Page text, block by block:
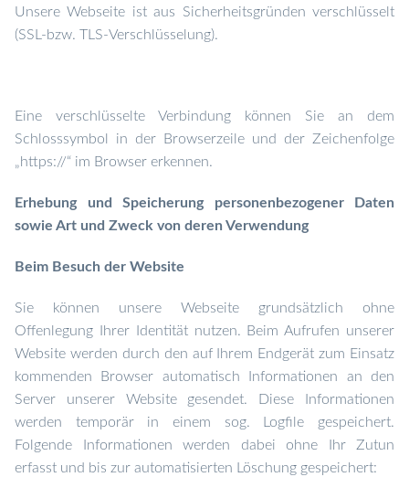
Unsere Webseite ist aus Sicherheitsgründen verschlüsselt
(SSL-bzw. TLS-Verschlüsselung).
Eine verschlüsselte Verbindung können Sie
an dem
Schlosssymbol in der Browserzeile und der Zeichenfolge
„https://“ im Browser erkennen.
Erhebung und Speicherung personenbezogener Daten
sowie Art und Zweck von deren Verwendung
Beim Besuch der Website
Sie können unsere Webseite grundsätzlich ohne
Offenlegung Ihrer Identität nutzen. Beim Aufrufen unserer
Website werden durch den auf Ihrem Endgerät zum Einsatz
kommenden Browser automatisch Informationen an den
Server unserer Website gesendet. Diese Informationen
werden temporär in einem sog. Logfile gespeichert.
Folgende Informationen werden dabei ohne Ihr Zutun
erfasst und bis zur automatisierten Löschung gespeichert: